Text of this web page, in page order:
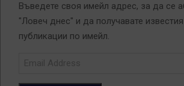
Въведете своя имейл адрес, за да се
"Ловеч днес" и да получавате
публикации по имейл.